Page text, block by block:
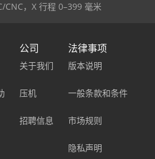
CNC，X 行程 0–399 毫米
公司
关于我们
压机
招聘信息
法律事项
版本说明
一般条款和条件
市场规则
隐私声明